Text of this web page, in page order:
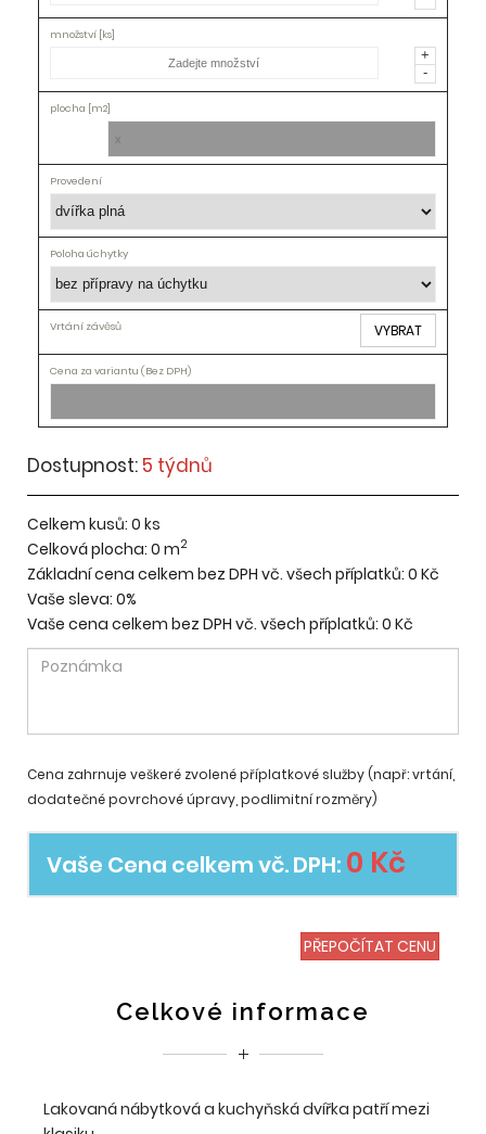
Vrtání
+
-
VYBRAT
Dostupnost: 5 týdnů
Celkem kusů: 0 ks
Celková plocha: 0 m2
Základní cena celkem bez DPH vč. všech příplatků: 0 Kč
Vaše sleva: 0%
Vaše cena celkem bez DPH vč. všech příplatků: 0 Kč
Cena zahrnuje veškeré zvolené příplatkové služby (např: vrtání,
dodatečné povrchové úpravy, podlimitní rozměry)
Vaše Cena celkem vč. DPH: 0 Kč
PŘEPOČÍTAT CENU
Celkové informace
Lakovaná nábytková a kuchyňská dvířka patří mezi